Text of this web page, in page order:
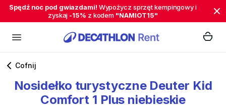
Spędź noc pod gwiazdami! Wypożycz sprzęt kempingowy i
zyskaj -15% z kodem "NAMIOT15"
Cofnij
Nosidełko turystyczne Deuter Kid
Comfort 1 Plus niebieskie